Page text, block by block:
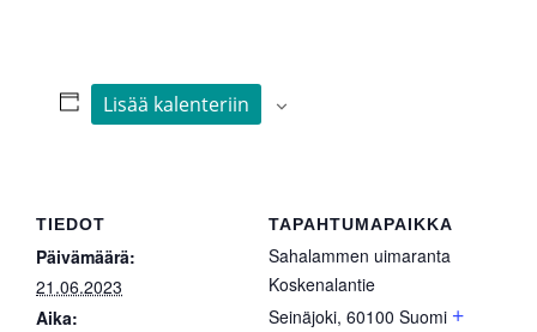
Lisää kalenteriin
TIEDOT
Päivämäärä:
21.06.2023
Aika:
TAPAHTUMAPAIKKA
Sahalammen uimaranta
Koskenalantie
Seinäjoki, 60100 Suomi +